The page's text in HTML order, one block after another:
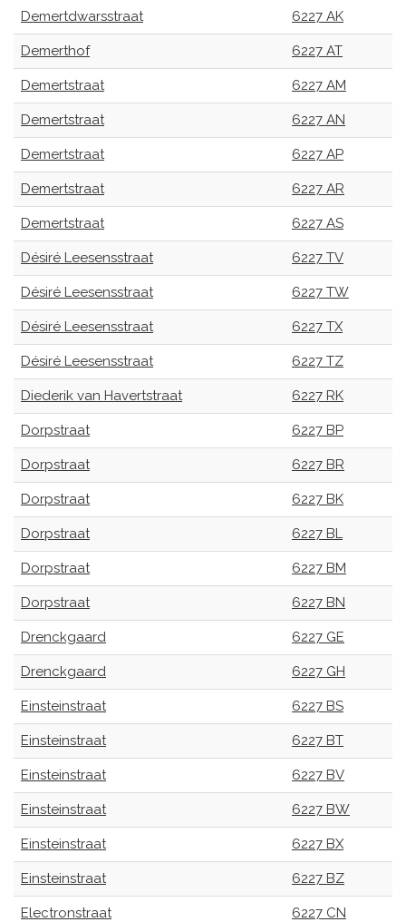
Demertdwarsstraat 6227 AK
Demerthof 6227 AT
Demertstraat 6227 AM
Demertstraat 6227 AN
Demertstraat 6227 AP
Demertstraat 6227 AR
Demertstraat 6227 AS
Désiré Leesensstraat 6227 TV
Désiré Leesensstraat 6227 TW
Désiré Leesensstraat 6227 TX
Désiré Leesensstraat 6227 TZ
Diederik van Havertstraat 6227 RK
Dorpstraat 6227 BP
Dorpstraat 6227 BR
Dorpstraat 6227 BK
Dorpstraat 6227 BL
Dorpstraat 6227 BM
Dorpstraat 6227 BN
Drenckgaard 6227 GE
Drenckgaard 6227 GH
Einsteinstraat 6227 BS
Einsteinstraat 6227 BT
Einsteinstraat 6227 BV
Einsteinstraat 6227 BW
Einsteinstraat 6227 BX
Einsteinstraat 6227 BZ
Electronstraat 6227 CN